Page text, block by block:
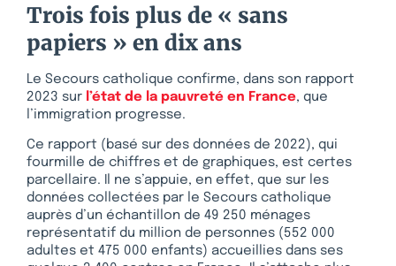
Trois fois plus de « sans
papiers » en dix ans
Le Secours catholique confirme, dans son rapport
2023 sur l’état de la pauvreté en France, que
l’immigration progresse.
Ce rapport (basé sur des données de 2022), qui
fourmille de chiffres et de graphiques, est certes
parcellaire. Il ne s’appuie, en effet, que sur les
données collectées par le Secours catholique
auprès d’un échantillon de 49 250 ménages
représentatif du million de personnes (552 000
adultes et 475 000 enfants) accueillies dans ses